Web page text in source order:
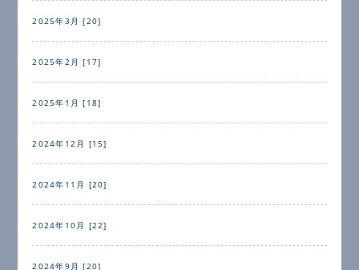
2025年3月 [20]
2025年2月 [17]
2025年1月 [18]
2024年12月 [15]
2024年11月 [20]
2024年10月 [22]
2024年9月 [20]